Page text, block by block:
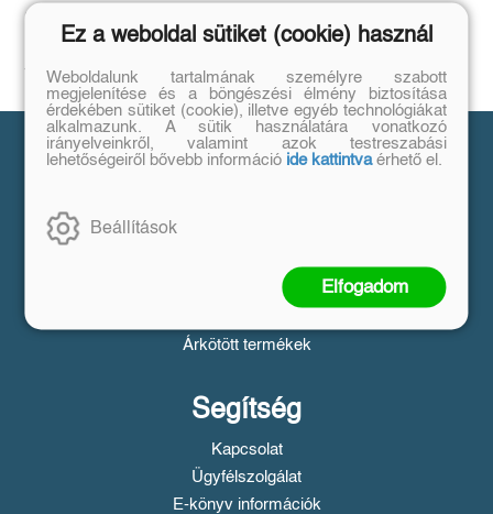
Időpont: június
16., 18:00-19:00
Tovább
Vásárlás
Tájékoztató a Simple fizetésről
Adatvédelem
Árkötött termékek
Segítség
Kapcsolat
Ügyfélszolgálat
E-könyv információk
Ez a weboldal sütiket (cookie) használ
Weboldalunk tartalmának személyre szabott
megjelenítése és a böngészési élmény biztosítása
érdekében sütiket (cookie), illetve egyéb technológiákat
alkalmazunk. A sütik használatára vonatkozó
irányelveinkről, valamint azok testreszabási
lehetőségeiről bővebb információ ide kattintvaérhető el.
Beállítások
Elfogadom